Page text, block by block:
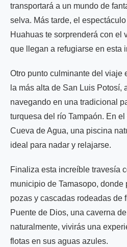
transportará a un mundo de
selva. Más tarde, el
Huahuas te sorprenderá con el
que llegan a refugiarse en esta
Otro punto culminante del viaje
la más alta de San Luis Potosí,
navegando en una tradicional
turquesa del río Tampaón. En
Cueva de Agua, una piscina
ideal para nadar y relajarse.
Finaliza esta increíble travesía
municipio de Tamasopo, donde
pozas y cascadas rodeadas de
Puente de Dios, una caverna
naturalmente, vivirás una
flotas en sus aguas azules.